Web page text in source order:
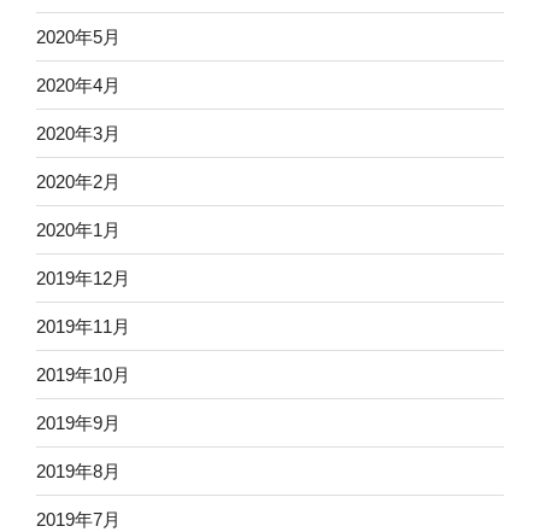
2020年5月
2020年4月
2020年3月
2020年2月
2020年1月
2019年12月
2019年11月
2019年10月
2019年9月
2019年8月
2019年7月